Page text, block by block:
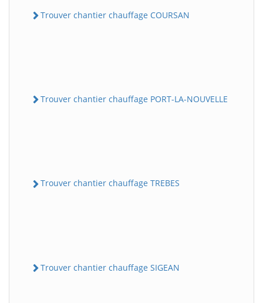
Trouver chantier chauffage COURSAN
Trouver chantier chauffage PORT-LA-NOUVELLE
Trouver chantier chauffage TREBES
Trouver chantier chauffage SIGEAN